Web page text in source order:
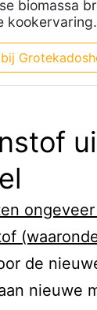
biomassa
kookervaring.
de
nieuwe